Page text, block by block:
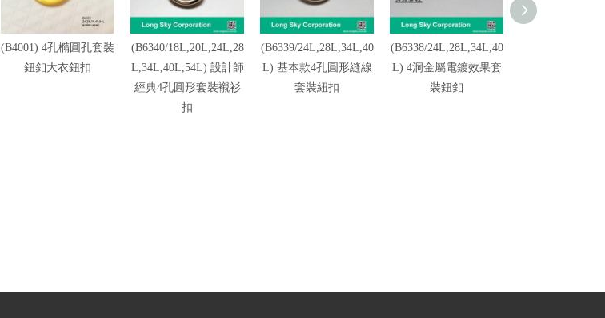
(B4001) 4孔橢圓孔套裝
鈕釦大衣鈕扣
(B6340/18L,20L,24L,28
L,34L,40L,54L) 設計師
經典4孔圓形套裝襯衫
扣
(B6339/24L,28L,34L,40
L) 基本款4孔圓形縫線
套裝紐扣
(B6338/24L,28L,34L,40
L) 4洞金屬電鍍效果套
裝鈕釦